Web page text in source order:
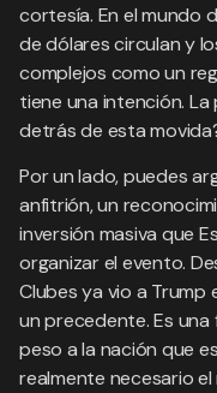
cortesía. En el mundo
de dólares circulan y
complejos como un
tiene una intención.
detrás de esta
Por un lado, puedes
anfitrión, un
inversión masiva que
organizar el evento.
Clubes ya vio a
un precedente. Es una
peso a la nación que
realmente necesario el